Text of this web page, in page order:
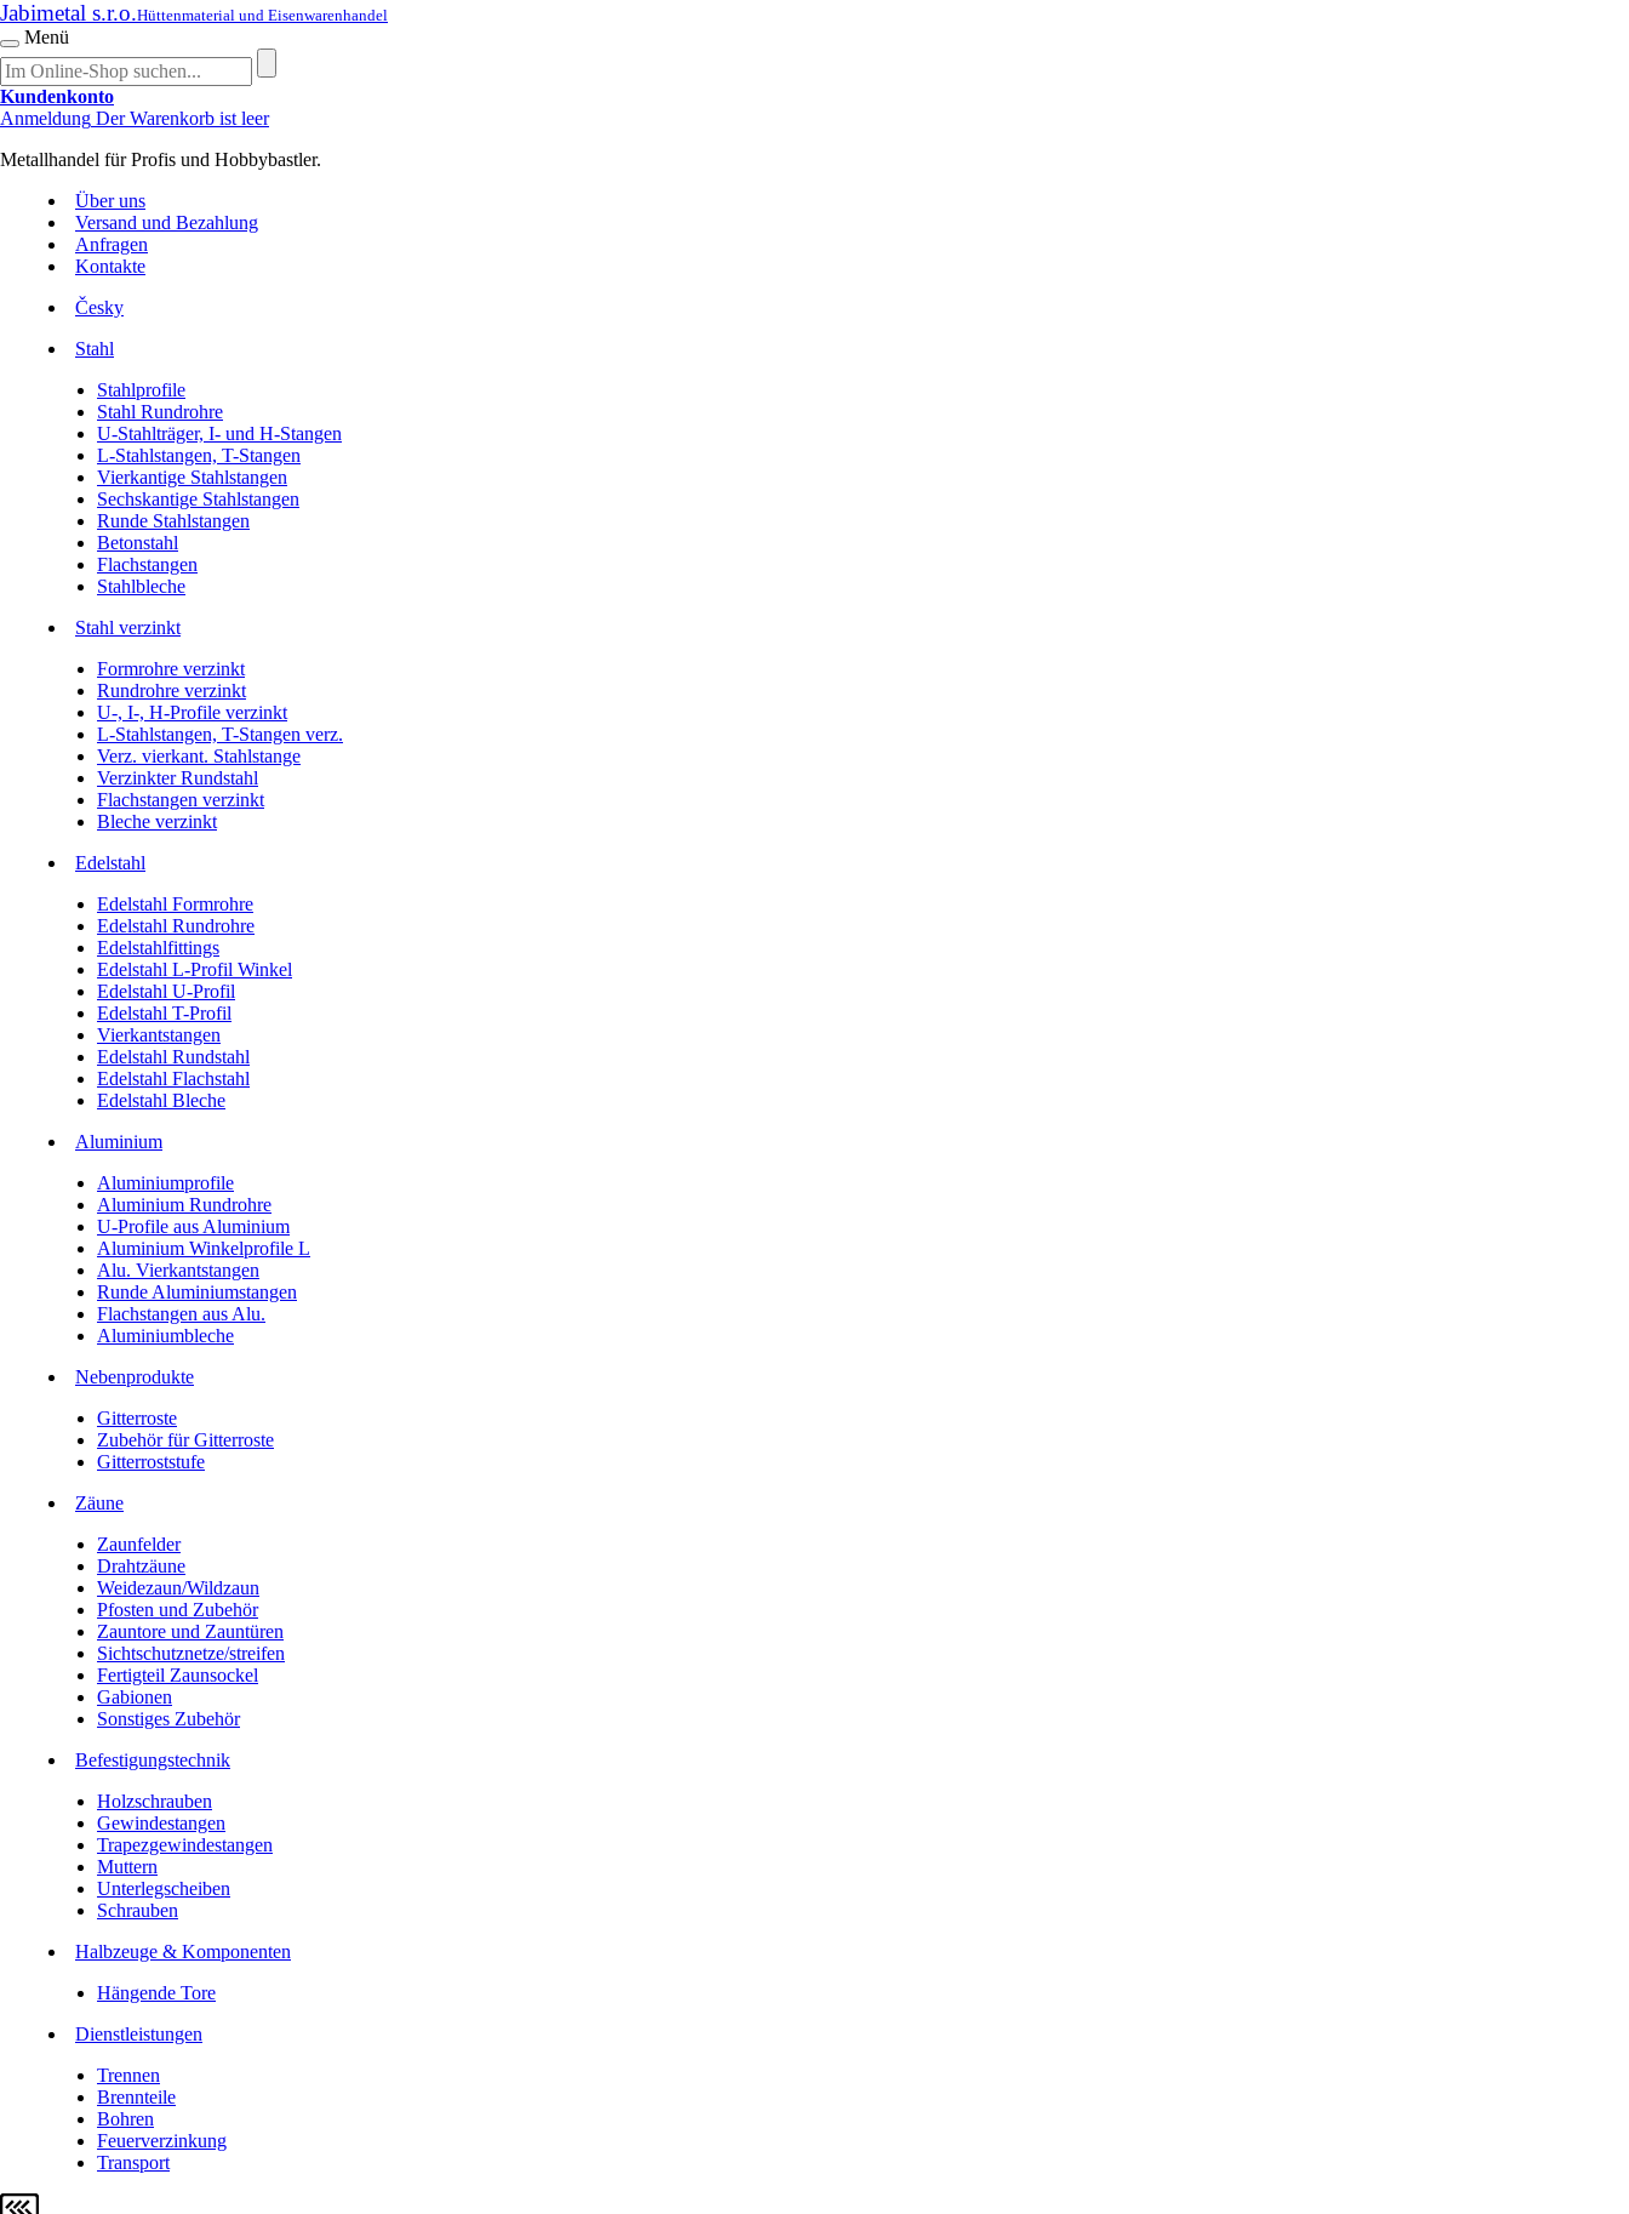
Jabimetal s.r.o.Hüttenmaterial und Eisenwarenhandel
Menü
Kundenkonto
Anmeldung Der Warenkorb ist leer
Metallhandel für Profis und Hobbybastler.
Über uns
Versand und Bezahlung
Anfragen
Kontakte
Česky
Stahl
Stahlprofile
Stahl Rundrohre
U-Stahlträger, I- und H-Stangen
L-Stahlstangen, T-Stangen
Vierkantige Stahlstangen
Sechskantige Stahlstangen
Runde Stahlstangen
Betonstahl
Flachstangen
Stahlbleche
Stahl verzinkt
Formrohre verzinkt
Rundrohre verzinkt
U-, I-, H-Profile verzinkt
L-Stahlstangen, T-Stangen verz.
Verz. vierkant. Stahlstange
Verzinkter Rundstahl
Flachstangen verzinkt
Bleche verzinkt
Edelstahl
Edelstahl Formrohre
Edelstahl Rundrohre
Edelstahlfittings
Edelstahl L-Profil Winkel
Edelstahl U-Profil
Edelstahl T-Profil
Vierkantstangen
Edelstahl Rundstahl
Edelstahl Flachstahl
Edelstahl Bleche
Aluminium
Aluminiumprofile
Aluminium Rundrohre
U-Profile aus Aluminium
Aluminium Winkelprofile L
Alu. Vierkantstangen
Runde Aluminiumstangen
Flachstangen aus Alu.
Aluminiumbleche
Nebenprodukte
Gitterroste
Zubehör für Gitterroste
Gitterroststufe
Zäune
Zaunfelder
Drahtzäune
Weidezaun/Wildzaun
Pfosten und Zubehör
Zauntore und Zauntüren
Sichtschutznetze/streifen
Fertigteil Zaunsockel
Gabionen
Sonstiges Zubehör
Befesti­gungstechnik
Holzschrauben
Gewindestangen
Trapezgewindestangen
Muttern
Unterlegscheiben
Schrauben
Halbzeuge & Komponenten
Hängende Tore
Dienstleistungen
Trennen
Brennteile
Bohren
Feuerverzinkung
Transport